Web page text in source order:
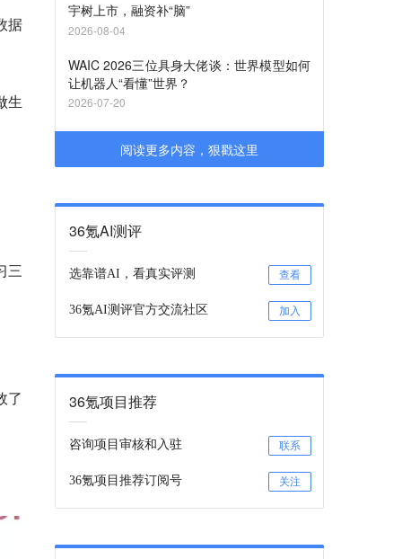
据
生
三
了
宇树上市，融资补“脑”
2026-08-04
WAIC 2026三位具身大佬谈：世界模型如何
让机器人“看懂”世界？
2026-07-20
阅读更多内容，狠戳这里
36氪AI测评
选靠谱AI，看真实评测 查看
36氪AI测评官方交流社区 加入
36氪项目推荐
咨询项目审核和入驻 联系
36氪项目推荐订阅号 关注